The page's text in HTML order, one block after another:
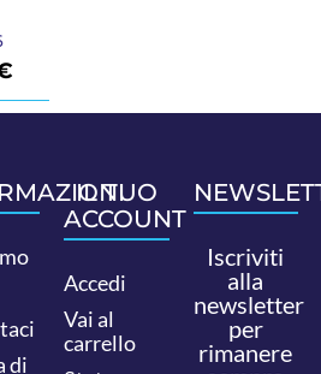
di
IL TUO
ACCOUNT
Accedi
Vai al
carrello
Iscriviti
alla
newsletter
per
rimanere